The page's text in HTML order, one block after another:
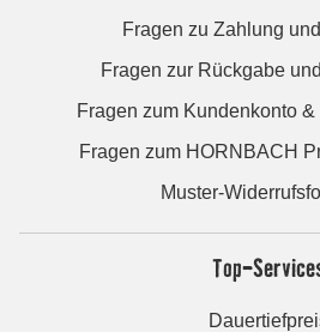
Fragen zu Zahlung
Fragen zur Rückgabe
Fragen zum Kundenkonto
Fragen zum HORNBACH
Muster-
Top-